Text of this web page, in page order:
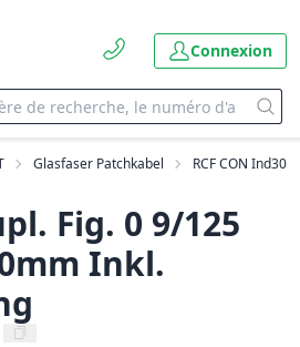
Connexion
Glasfaser Patchkabel RCF CON Ind30
Fig. 0 9/125
Inkl.